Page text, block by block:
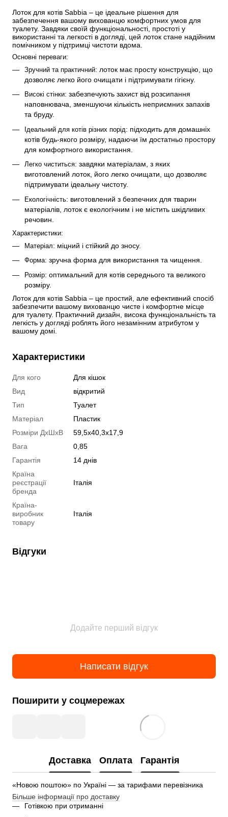
Лоток для котів Sabbia – це ідеальне рішення для
забезпечення вашому вихованцю комфортних умов для
туалету. Завдяки своїй функціональності, простоті у
використанні та легкості в догляді, цей лоток стане надійним
помічником у підтримці чистоти вдома.
Основні переваги:
Зручний та практичний: лоток має просту конструкцію, що
дозволяє легко його очищати і підтримувати гігієну.
Високі стінки: забезпечують захист від розсипання
наповнювача, зменшуючи кількість неприємних запахів
та бруду.
Ідеальний для котів різних порід: підходить для домашніх
котів будь-якого розміру, надаючи їм достатньо простору
для комфортного використання.
Легко чиститься: завдяки матеріалам, з яких
виготовлений лоток, його легко очищати, що дозволяє
підтримувати ідеальну чистоту.
Екологічність: виготовлений з безпечних для тварин
матеріалів, лоток є екологічним і не містить шкідливих
речовин.
Характеристики:
Матеріал: міцний і стійкий до зносу.
Форма: зручна форма для використання та чищення.
Розмір: оптимальний для котів середнього та великого
розміру.
Лоток для котів Sabbia – це простий, але ефективний спосіб
забезпечити вашому вихованцю чисте і комфортне місце
для туалету. Практичний дизайн, висока функціональність та
легкість у догляді роблять його незамінним атрибутом у
вашому домі.
Характеристики
Для кого
Для кішок
Вид
відкритий
Тип
Туалет
Матеріал
Пластик
Розміри ДхШхВ
59,5x40,3x17,9
Вага
0,85
Гарантія
14 днів
Країна
реєстрації
бренда
Італія
Країна-
виробник
товару
Італія
Відгуки
Додайте перший відгук
Написати відгук
Поширити у соцмережах
Доставка Оплата Гарантія
«Новою поштою» по Україні — за тарифами перевізника
Більше інформації про доставку
Готівкою при отриманні